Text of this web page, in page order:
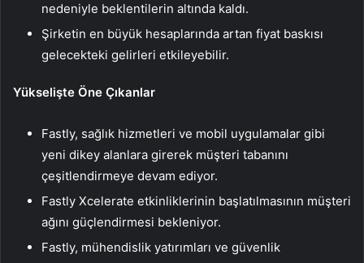
nedeniyle beklentilerin altında kaldı.
Şirketin en büyük hesaplarında artan fiyat baskısı
gelecekteki gelirleri etkileyebilir.
Yükselişte Öne Çıkanlar
Fastly, sağlık hizmetleri ve mobil uygulamalar gibi
yeni dikey alanlara girerek müşteri tabanını
çeşitlendirmeye devam ediyor.
Fastly Xcelerate etkinliklerinin başlatılmasının müşteri
ağını güçlendirmesi bekleniyor.
Fastly, mühendislik yatırımları ve güvenlik